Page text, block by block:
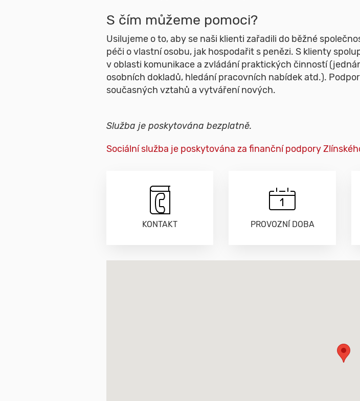
S čím můžeme pomoci?
Usilujeme o to, aby se naši klienti zařadili do běžné
péči o vlastní osobu, jak hospodařit s penězi. S klienty
v oblasti komunikace a zvládání praktických činností
osobních dokladů, hledání pracovních nabídek atd.).
současných vztahů a vytváření nových.
Služba je poskytována bezplatně.
Sociální služba je poskytována za finanční podpory
KONTAKT PROVOZNÍ DOBA